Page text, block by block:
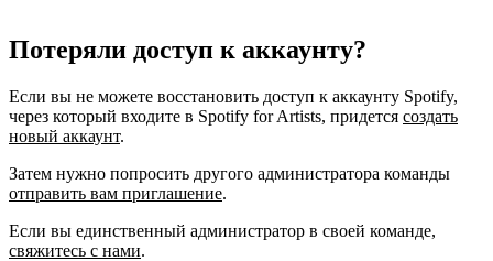
Потеряли доступ к аккаунту?
Если вы не можете восстановить доступ к аккаунту Spotify,
через который входите в Spotify for Artists, придется создать
новый аккаунт.
Затем нужно попросить другого администратора команды
отправить вам приглашение.
Если вы единственный администратор в своей команде,
свяжитесь с нами.